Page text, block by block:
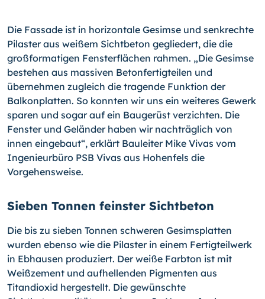
Die Fassade ist in horizontale Gesimse und senkrechte
Pilaster aus weißem Sichtbeton gegliedert, die die
großformatigen Fensterflächen rahmen. „Die Gesimse
bestehen aus massiven Betonfertigteilen und
übernehmen zugleich die tragende Funktion der
Balkonplatten. So konnten wir uns ein weiteres Gewerk
sparen und sogar auf ein Baugerüst verzichten. Die
Fenster und Geländer haben wir nachträglich von
innen eingebaut“, erklärt Bauleiter Mike Vivas vom
Ingenieurbüro PSB Vivas aus Hohenfels die
Vorgehensweise.
Sieben Tonnen feinster Sichtbeton
Die bis zu sieben Tonnen schweren Gesimsplatten
wurden ebenso wie die Pilaster in einem Fertigteilwerk
in Ebhausen produziert. Der weiße Farbton ist mit
Weißzement und aufhellenden Pigmenten aus
Titandioxid hergestellt. Die gewünschte